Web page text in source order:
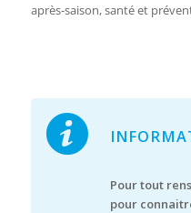
après-saison, santé et
Pour tout
pour